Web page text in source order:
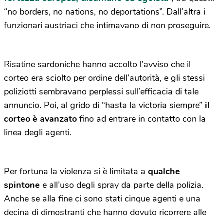
“no borders, no nations, no deportations”. Dall’altra i
funzionari austriaci che intimavano di non proseguire.
Risatine sardoniche hanno accolto l’avviso che il
corteo era sciolto per ordine dell’autorità, e gli stessi
poliziotti sembravano perplessi sull’efficacia di tale
annuncio. Poi, al grido di “hasta la victoria siempre” il
corteo è avanzato fino ad entrare in contatto con la
linea degli agenti.
Per fortuna la violenza si è limitata a qualche
spintone e all’uso degli spray da parte della polizia.
Anche se alla fine ci sono stati cinque agenti e una
decina di dimostranti che hanno dovuto ricorrere alle